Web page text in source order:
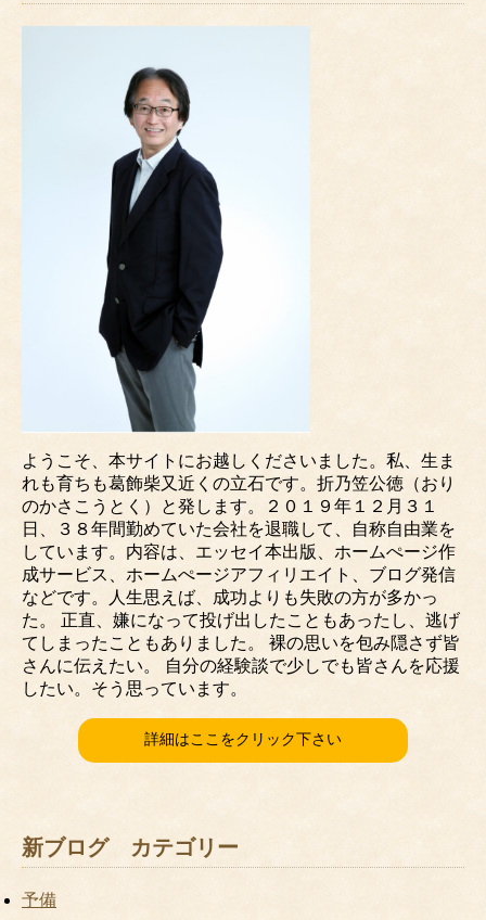
ようこそ、本サイトにお越しくださいました。私、生ま
れも育ちも葛飾柴又近くの立石です。折乃笠公徳（おり
のかさこうとく）と発します。２０１９年１２月３１
日、３８年間勤めていた会社を退職して、自称自由業を
しています。内容は、エッセイ本出版、ホームぺージ作
成サービス、ホームぺージアフィリエイト、ブログ発信
などです。人生思えば、成功よりも失敗の方が多かっ
た。 正直、嫌になって投げ出したこともあったし、逃げ
てしまったこともありました。 裸の思いを包み隠さず皆
さんに伝えたい。 自分の経験談で少しでも皆さんを応援
したい。そう思っています。
詳細はここをクリック下さい
新ブログ カテゴリー
予備